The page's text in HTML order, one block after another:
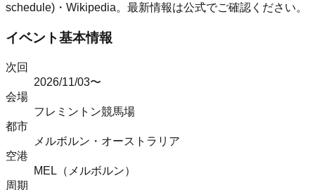
schedule)・Wikipedia。最新情報は公式でご確認ください。
イベント基本情報
次回
2026/11/03〜
会場
フレミントン競馬場
都市
メルボルン ・ オーストラリア
空港
MEL（メルボルン）
周期